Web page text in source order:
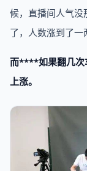
候，直播间人气没
了，人数涨到了一
而****如果翻几次
上涨。